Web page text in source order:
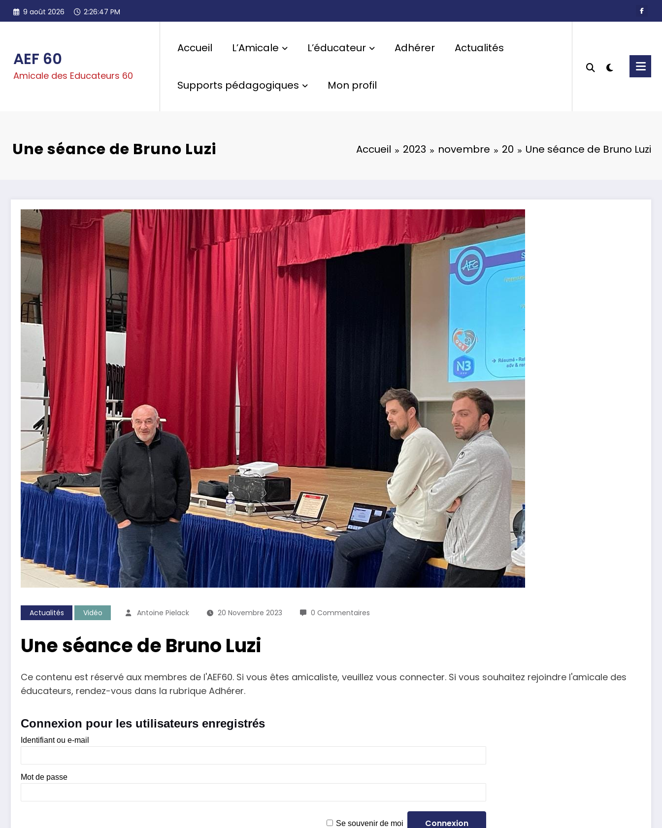
Aller
9 août 2026 2:26:48 PM
AEF 60
Amicale des Educateurs 60
Accueil L’Amicale L’éducateur Adhérer Actualités
Supports pédagogiques Mon profil
Une séance de Bruno Luzi Accueil 2023 novembre 20 Une séance de Bruno Luzi
Actualités Vidéo Antoine Pielack 20 Novembre 2023 0 Commentaires
Une séance de Bruno Luzi
Ce contenu est réservé aux membres de l'AEF60. Si vous êtes amicaliste, veuillez vous connecter. Si vous souhaitez rejoindre l'amicale des
éducateurs, rendez-vous dans la rubrique Adhérer.
Connexion pour les utilisateurs enregistrés
Identifiant ou e-mail
Mot de passe
Se souvenir de moi